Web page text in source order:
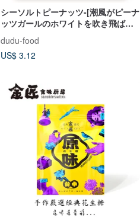
シーソルトピーナッツ-[潮風がピーナ
ッツガールのホワイトを吹き飛ばし
た]
dudu-food
US$ 3.12